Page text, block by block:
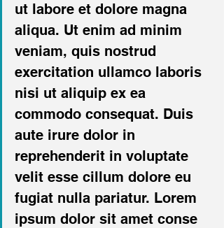
ut labore et dolore magna
aliqua. Ut enim ad minim
veniam, quis nostrud
exercitation ullamco laboris
nisi ut aliquip ex ea
commodo consequat. Duis
aute irure dolor in
reprehenderit in voluptate
velit esse cillum dolore eu
fugiat nulla pariatur. Lorem
ipsum dolor sit amet conse